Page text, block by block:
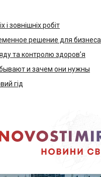
зовнішніх робіт
решение для бизнеса
та контролю здоров’я
бывают и зачем они нужны
гід